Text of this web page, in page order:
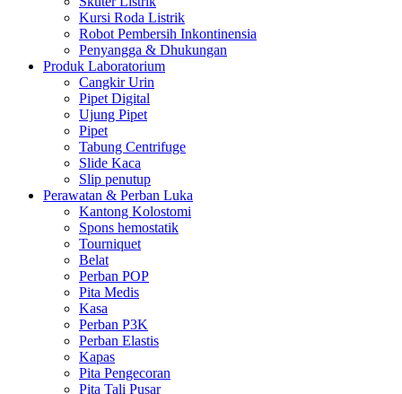
Kursi Roda Listrik
Robot Pembersih Inkontinensia
Penyangga & Dhukungan
Produk Laboratorium
Cangkir Urin
Pipet Digital
Ujung Pipet
Pipet
Tabung Centrifuge
Slide Kaca
Slip penutup
Perawatan & Perban Luka
Kantong Kolostomi
Spons hemostatik
Tourniquet
Belat
Perban POP
Pita Medis
Kasa
Perban P3K
Perban Elastis
Kapas
Pita Pengecoran
Pita Tali Pusar